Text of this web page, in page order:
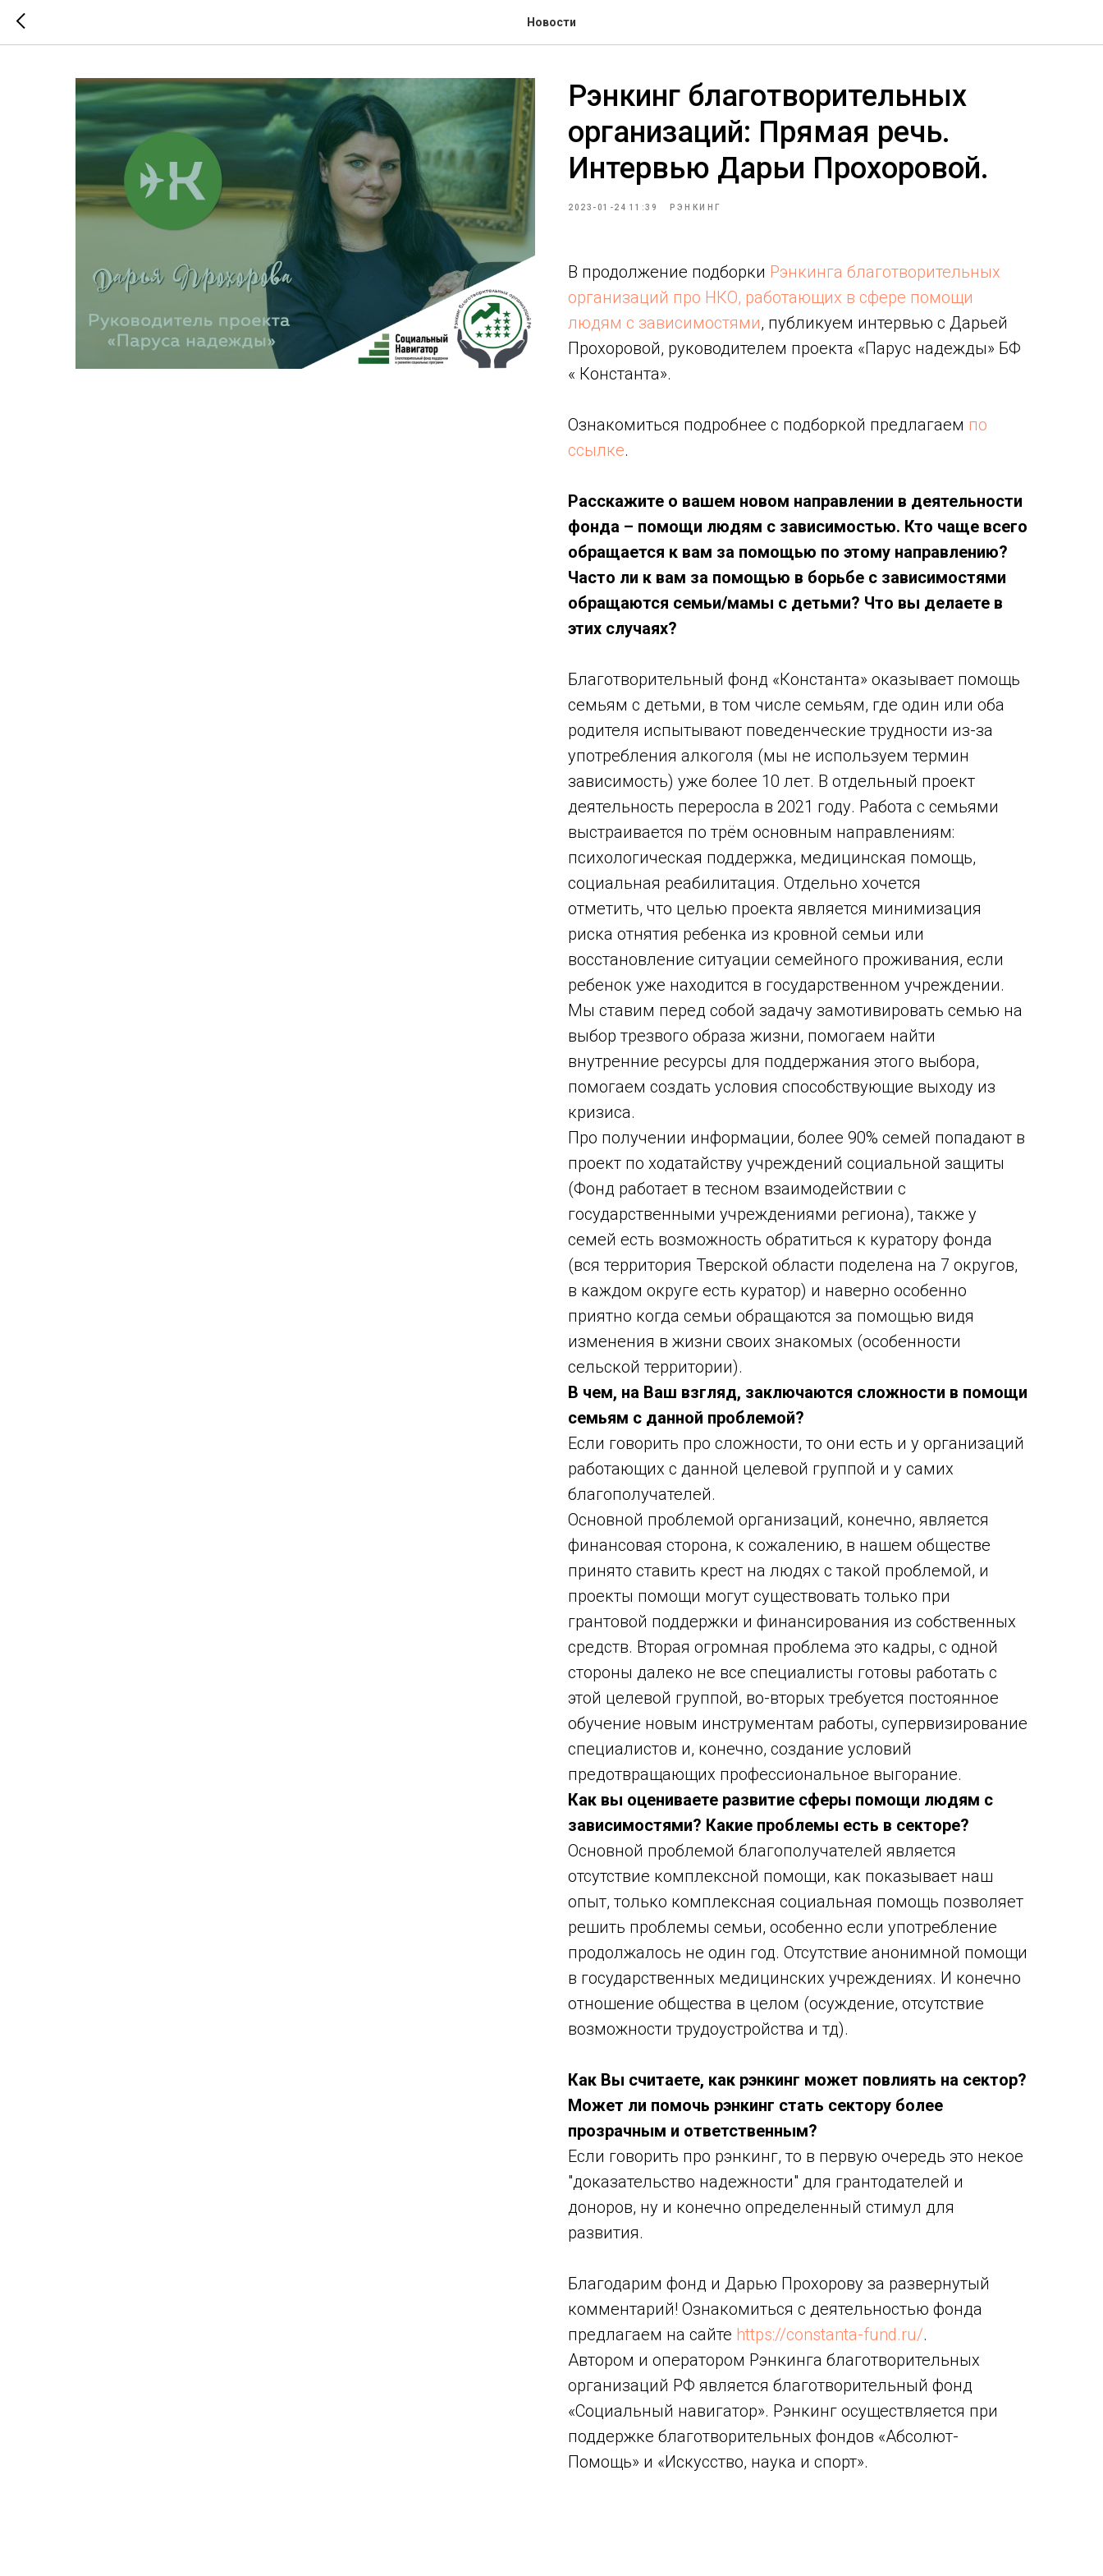
Новости
Рэнкинг благотворительных
организаций: Прямая речь.
Интервью Дарьи Прохоровой.
2023-01-24 11:39 РЭНКИНГ
В продолжение подборки Рэнкинга благотворительных
организаций про НКО, работающих в сфере помощи
людям с зависимостями, публикуем интервью с Дарьей
Прохоровой, руководителем проекта «Парус надежды» БФ
« Константа».
Ознакомиться подробнее с подборкой предлагаем по
ссылке.
Расскажите о вашем новом направлении в деятельности
фонда – помощи людям с зависимостью. Кто чаще всего
обращается к вам за помощью по этому направлению?
Часто ли к вам за помощью в борьбе с зависимостями
обращаются семьи/мамы с детьми? Что вы делаете в
этих случаях?
Благотворительный фонд «Константа» оказывает помощь
семьям с детьми, в том числе семьям, где один или оба
родителя испытывают поведенческие трудности из-за
употребления алкоголя (мы не используем термин
зависимость) уже более 10 лет. В отдельный проект
деятельность переросла в 2021 году. Работа с семьями
выстраивается по трём основным направлениям:
психологическая поддержка, медицинская помощь,
социальная реабилитация. Отдельно хочется
отметить, что целью проекта является минимизация
риска отнятия ребенка из кровной семьи или
восстановление ситуации семейного проживания, если
ребенок уже находится в государственном учреждении.
Мы ставим перед собой задачу замотивировать семью на
выбор трезвого образа жизни, помогаем найти
внутренние ресурсы для поддержания этого выбора,
помогаем создать условия способствующие выходу из
кризиса.
Про получении информации, более 90% семей попадают в
проект по ходатайству учреждений социальной защиты
(Фонд работает в тесном взаимодействии с
государственными учреждениями региона), также у
семей есть возможность обратиться к куратору фонда
(вся территория Тверской области поделена на 7 округов,
в каждом округе есть куратор) и наверно особенно
приятно когда семьи обращаются за помощью видя
изменения в жизни своих знакомых (особенности
сельской территории).
В чем, на Ваш взгляд, заключаются сложности в помощи
семьям с данной проблемой?
Если говорить про сложности, то они есть и у организаций
работающих с данной целевой группой и у самих
благополучателей.
Основной проблемой организаций, конечно, является
финансовая сторона, к сожалению, в нашем обществе
принято ставить крест на людях с такой проблемой, и
проекты помощи могут существовать только при
грантовой поддержки и финансирования из собственных
средств. Вторая огромная проблема это кадры, с одной
стороны далеко не все специалисты готовы работать с
этой целевой группой, во-вторых требуется постоянное
обучение новым инструментам работы, супервизирование
специалистов и, конечно, создание условий
предотвращающих профессиональное выгорание.
Как вы оцениваете развитие сферы помощи людям с
зависимостями? Какие проблемы есть в секторе?
Основной проблемой благополучателей является
отсутствие комплексной помощи, как показывает наш
опыт, только комплексная социальная помощь позволяет
решить проблемы семьи, особенно если употребление
продолжалось не один год. Отсутствие анонимной помощи
в государственных медицинских учреждениях. И конечно
отношение общества в целом (осуждение, отсутствие
возможности трудоустройства и тд).
Как Вы считаете, как рэнкинг может повлиять на сектор?
Может ли помочь рэнкинг стать сектору более
прозрачным и ответственным?
Если говорить про рэнкинг, то в первую очередь это некое
"доказательство надежности" для грантодателей и
доноров, ну и конечно определенный стимул для
развития.
Благодарим фонд и Дарью Прохорову за развернутый
комментарий! Ознакомиться с деятельностью фонда
предлагаем на сайте https://constanta-fund.ru/.
Автором и оператором Рэнкинга благотворительных
организаций РФ является благотворительный фонд
«Социальный навигатор». Рэнкинг осуществляется при
поддержке благотворительных фондов «Абсолют-
Помощь» и «Искусство, наука и спорт».